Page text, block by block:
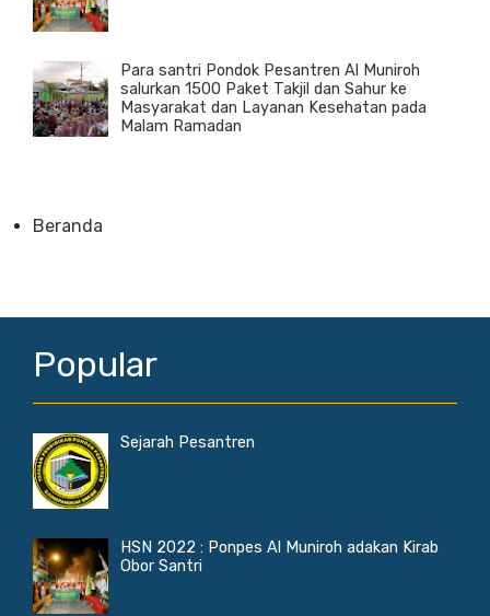
Para santri Pondok Pesantren Al Muniroh
salurkan 1500 Paket Takjil dan Sahur ke
Masyarakat dan Layanan Kesehatan pada
Malam Ramadan
Beranda
Popular
Sejarah Pesantren
HSN 2022 : Ponpes Al Muniroh adakan Kirab
Obor Santri